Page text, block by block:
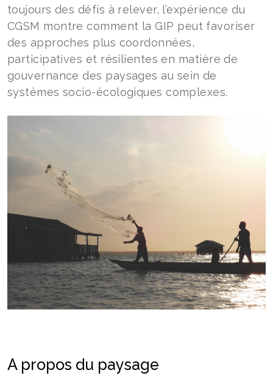
toujours des défis à relever, l’expérience du
CGSM montre comment la GIP peut favoriser
des approches plus coordonnées,
participatives et résilientes en matière de
gouvernance des paysages au sein de
systèmes socio-écologiques complexes.
A propos du paysage